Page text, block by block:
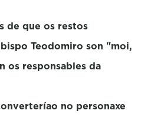
de que os restos
Teodomiro son "moi,
os responsables da
no personaxe